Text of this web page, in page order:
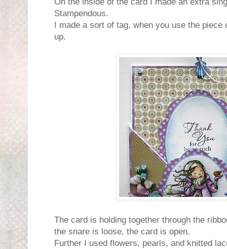
Stampendous.
I made a sort of tag, when you use the
up.
The card is holding together through the
the snare is loose, the card is open.
Further I used flowers, pearls, and knitted